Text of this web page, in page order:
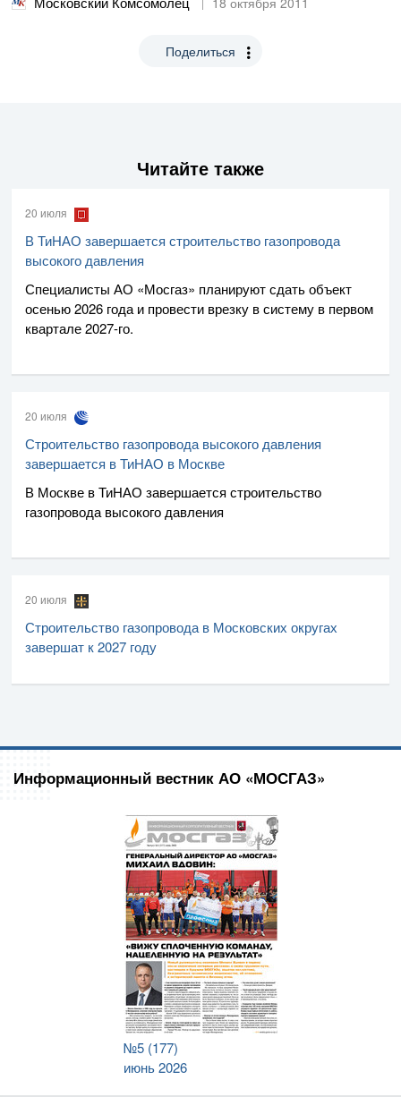
Поделиться
Читайте также
20 июля
В ТиНАО завершается строительство газопровода
высокого давления
Специалисты АО «Мосгаз» планируют сдать объект
осенью 2026 года и провести врезку в систему в первом
квартале2027-го.
20 июля
Строительство газопровода высокого давления
завершается в ТиНАО в Москве
В Москве в ТиНАО завершается строительство
газопровода высокого давления
20 июля
Строительство газопровода в Московских округах
завершат к 2027 году
Информационный вестник АО «МОСГАЗ»
№5 (177)
июнь 2026